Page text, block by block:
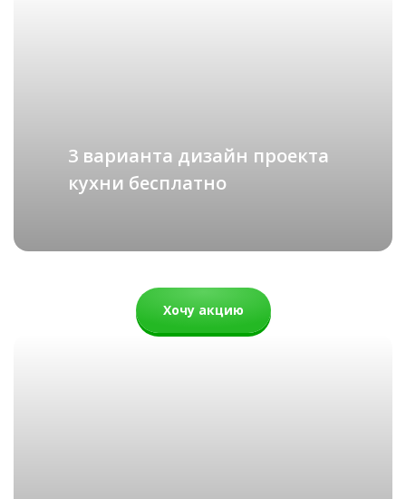
74 000 руб.
3 варианта дизайн проекта
кухни бесплатно
Хочу акцию